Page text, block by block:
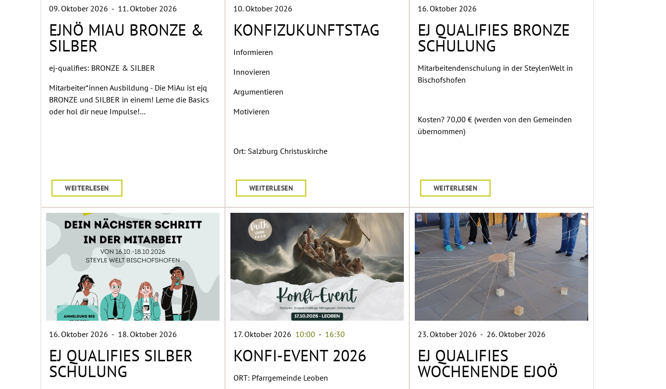
09. Oktober 2026 - 11. Oktober 2026
EJNÖ MIAU BRONZE &
SILBER
ej-qualifies: BRONZE & SILBER
Mitarbeiter*innen Ausbildung - Die MiAu ist ejq
BRONZE und SILBER in einem! Lerne die Basics
oder hol dir neue Impulse!…
WEITERLESEN
10. Oktober 2026
KONFIZUKUNFTSTAG
Informieren
Innovieren
Argumentieren
Motivieren
Ort: Salzburg Christuskirche
WEITERLESEN
16. Oktober 2026
EJ QUALIFIES BRONZE
SCHULUNG
Mitarbeitendenschulung in der SteylenWelt in
Bischofshofen
Kosten? 70,00 € (werden von den Gemeinden
übernommen)
WEITERLESEN
16. Oktober 2026 - 18. Oktober 2026
EJ QUALIFIES SILBER
SCHULUNG
17. Oktober 2026 10:00 - 16:30
KONFI-EVENT 2026
ORT: Pfarrgemeinde Leoben
23. Oktober 2026 - 26. Oktober 2026
EJ QUALIFIES
WOCHENENDE EJOÖ